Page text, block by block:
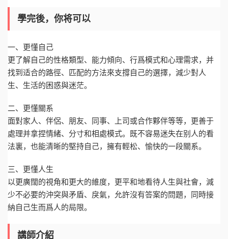
學完後，你将可以
一、更懂自己
更了解自己的性格類型、能力傾向、行爲模式和心理需求，并
找到适合的路徑、匹配的方法來支撐自己的選擇，減少對人
生、生活的困惑與迷茫。
二、更懂關系
面對家人、伴侶、朋友、同事、上司或合作夥伴等等，更善于
處理并拿捏情緒、分寸和相處模式。既不容易迷失在别人的看
法裏，也能清晰的堅持自己，擁有輕松、愉快的一段關系。
三、更懂人生
以更廣闊的視角和更大的維度，更平和地看待人生與社會，減
少不必要的沖突與矛盾、戾氣，允許沒有答案的問題，同時接
納自己生而爲人的局限。
講師介紹